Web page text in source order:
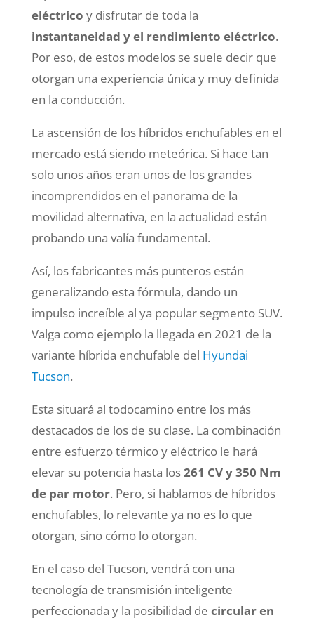
eléctrico y disfrutar de toda la
instantaneidad y el rendimiento eléctrico.
Por eso, de estos modelos se suele decir que
otorgan una experiencia única y muy definida
en la conducción.
La ascensión de los híbridos enchufables en el
mercado está siendo meteórica. Si hace tan
solo unos años eran unos de los grandes
incomprendidos en el panorama de la
movilidad alternativa, en la actualidad están
probando una valía fundamental.
Así, los fabricantes más punteros están
generalizando esta fórmula, dando un
impulso increíble al ya popular segmento SUV.
Valga como ejemplo la llegada en 2021 de la
variante híbrida enchufable del Hyundai
Tucson.
Esta situará al todocamino entre los más
destacados de los de su clase. La combinación
entre esfuerzo térmico y eléctrico le hará
elevar su potencia hasta los261 CV y 350 Nm
de par motor. Pero, si hablamos de híbridos
enchufables, lo relevante ya no es lo que
otorgan, sino cómo lo otorgan.
En el caso del Tucson, vendrá con una
tecnología de transmisión inteligente
perfeccionada y la posibilidad de circular en